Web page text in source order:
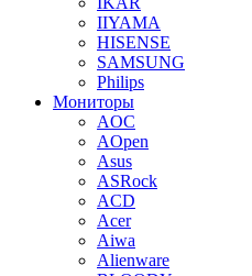
IIYAMA
HISENSE
SAMSUNG
Philips
Мониторы
AOC
AOpen
Asus
ASRock
ACD
Acer
Aiwa
Alienware